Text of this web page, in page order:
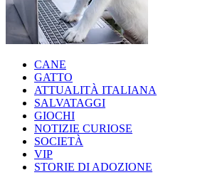
CANE
GATTO
ATTUALITÀ ITALIANA
SALVATAGGI
GIOCHI
NOTIZIE CURIOSE
SOCIETÀ
VIP
STORIE DI ADOZIONE